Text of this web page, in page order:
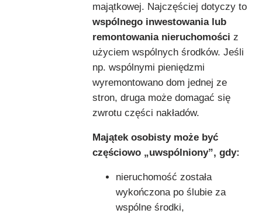
majątkowej. Najczęściej dotyczy to
wspólnego inwestowania lub
remontowania nieruchomości z
użyciem wspólnych środków. Jeśli
np. wspólnymi pieniędzmi
wyremontowano dom jednej ze
stron, druga może domagać się
zwrotu części nakładów.
Majątek osobisty może być
częściowo „uwspólniony”, gdy:
nieruchomość została
wykończona po ślubie za
wspólne środki,